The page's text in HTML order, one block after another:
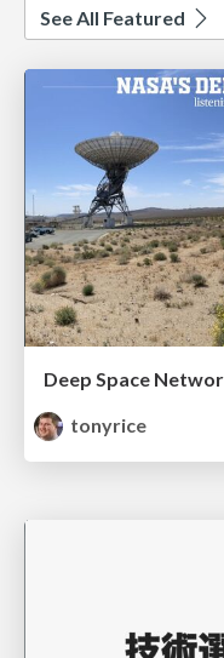
See All Featured
Deep Space
tonyrice